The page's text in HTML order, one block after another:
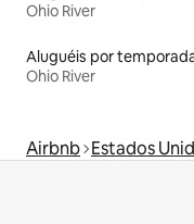
Ohio River
Ohio River
Airbnb Estados